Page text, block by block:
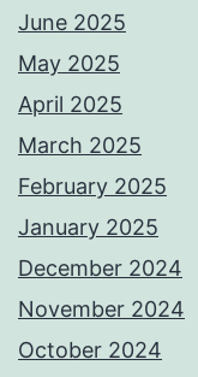
June 2025
May 2025
April 2025
March 2025
February 2025
January 2025
December 2024
November 2024
October 2024